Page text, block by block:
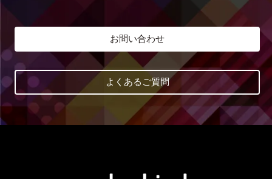
お問い合わせ
よくあるご質問